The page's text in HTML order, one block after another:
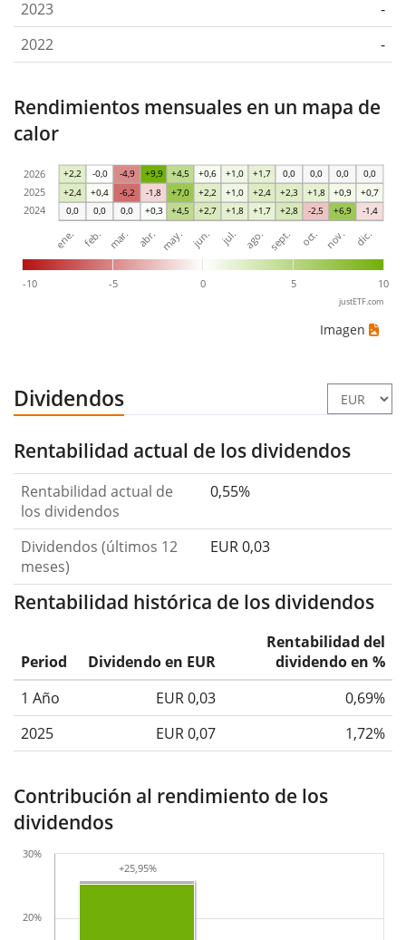
2023
-
2022
-
Rendimientos mensuales en un mapa de
calor
0,0 0,0 0,0 +0,3 +4,5 +2,7 +1,8 +1,7 +2,8 -2,5 +6,9 -1,4
+2,4 +0,4 -6,2 -1,8 +7,0 +2,2 +1,0 +2,4 +2,3 +1,8 +0,9 +0,7
+2,2 -0,0 -4,9 +9,9 +4,5 +0,6 +1,0 +1,7 0,0 0,0 0,0 0,0
-10 -5 0 5 10
ene. feb. mar. abr. may. jun. jul. ago. sept. oct. nov. dic.
2024
2025
2026
justETF.com
Imagen
Dividendos
Rentabilidad actual de los dividendos
Rentabilidad actual de
los dividendos
0,55%
Dividendos (últimos 12
meses)
EUR 0,03
Rentabilidad histórica de los dividendos
Period Dividendo en EUR
Rentabilidad del
dividendo en %
1 Año
EUR 0,03
0,69%
2025
EUR 0,07 1,72%
Contribución al rendimiento de los
dividendos
+25,95%
+25,95%
20%
30%